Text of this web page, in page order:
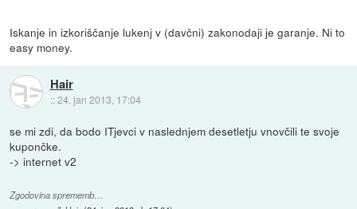
Iskanje in izkoriščanje lukenj v (davčni) zakonodaji je garanje. Ni to
easy money.
Hair
::24. jan 2013, 17:04
se mi zdi, da bodo ITjevci v naslednjem desetletju vnovčili te svoje
kupončke.
-> internet v2
Zgodovina sprememb…